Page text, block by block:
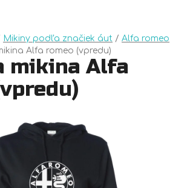
Mikiny podľa značiek áut / Alfa romeo
Alfa romeo (vpredu)
mikina Alfa